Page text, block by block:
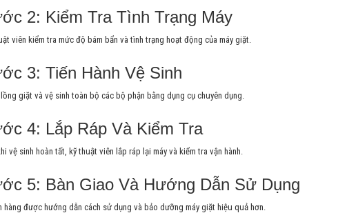
2: Kiểm Tra Tình Trạng Máy
viên kiểm tra mức độ bám bẩn và tình trạng hoạt động của máy giặt.
3: Tiến Hành Vệ Sinh
giặt và vệ sinh toàn bộ các bộ phận bằng dụng cụ chuyên dụng.
4: Lắp Ráp Và Kiểm Tra
vệ sinh hoàn tất, kỹ thuật viên lắp ráp lại máy và kiểm tra vận hành.
5: Bàn Giao Và Hướng Dẫn Sử Dụng
hàng được hướng dẫn cách sử dụng và bảo dưỡng máy giặt hiệu quả hơn.